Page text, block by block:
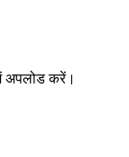
अपलोड करें।